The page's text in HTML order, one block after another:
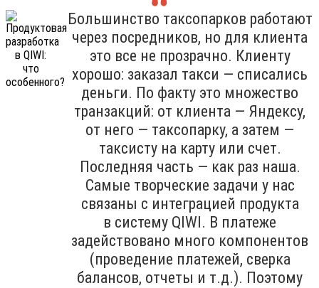
Большинство таксопарков работают
через посредников, но для клиента
это все не прозрачно. Клиенту
хорошо: заказал такси — списались
деньги. По факту это множество
транзакций: от клиента — Яндексу,
от него — таксопарку, а затем —
таксисту на карту или счет.
Последняя часть — как раз наша.
Самые творческие задачи у нас
связаны с интеграцией продукта
в систему QIWI. В платеже
задействовано много компонентов
(проведение платежей, сверка
балансов, отчеты и т.д.). Поэтому